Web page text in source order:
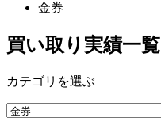
金券
買い取り実績一覧
カテゴリを選ぶ